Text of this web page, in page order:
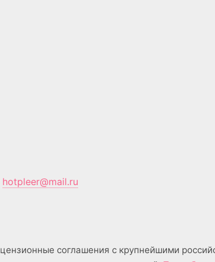
hotpleer@mail.ru
соглашения с крупнейшими